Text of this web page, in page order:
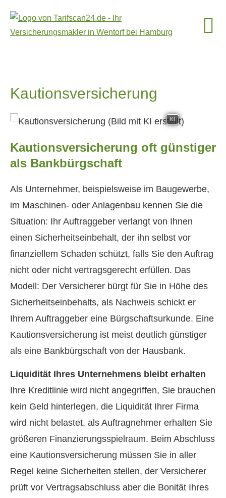
Kautionsversicherung
KI
Kautionsversicherung oft günstiger
als Bankbürgschaft
Als Unternehmer, beispielsweise im Baugewerbe,
im Maschinen- oder Anlagenbau kennen Sie die
Situation: Ihr Auftraggeber verlangt von Ihnen
einen Sicherheitseinbehalt, der ihn selbst vor
finanziellem Schaden schützt, falls Sie den Auftrag
nicht oder nicht vertragsgerecht erfüllen. Das
Modell: Der Versicherer bürgt für Sie in Höhe des
Sicherheitseinbehalts, als Nachweis schickt er
Ihrem Auftraggeber eine Bürgschaftsurkunde. Eine
Kautionsversicherung ist meist deutlich günstiger
als eine Bankbürgschaft von der Hausbank.
Liquidität Ihres Unternehmens bleibt erhalten
Ihre Kreditlinie wird nicht angegriffen, Sie brauchen
kein Geld hinterlegen, die Liquidität Ihrer Firma
wird nicht belastet, als Auftragnehmer erhalten Sie
größeren Finanzierungsspielraum. Beim Abschluss
eine Kautionsversicherung müssen Sie in aller
Regel keine Sicherheiten stellen, der Versicherer
prüft vor Vertragsabschluss aber die Bonität Ihres